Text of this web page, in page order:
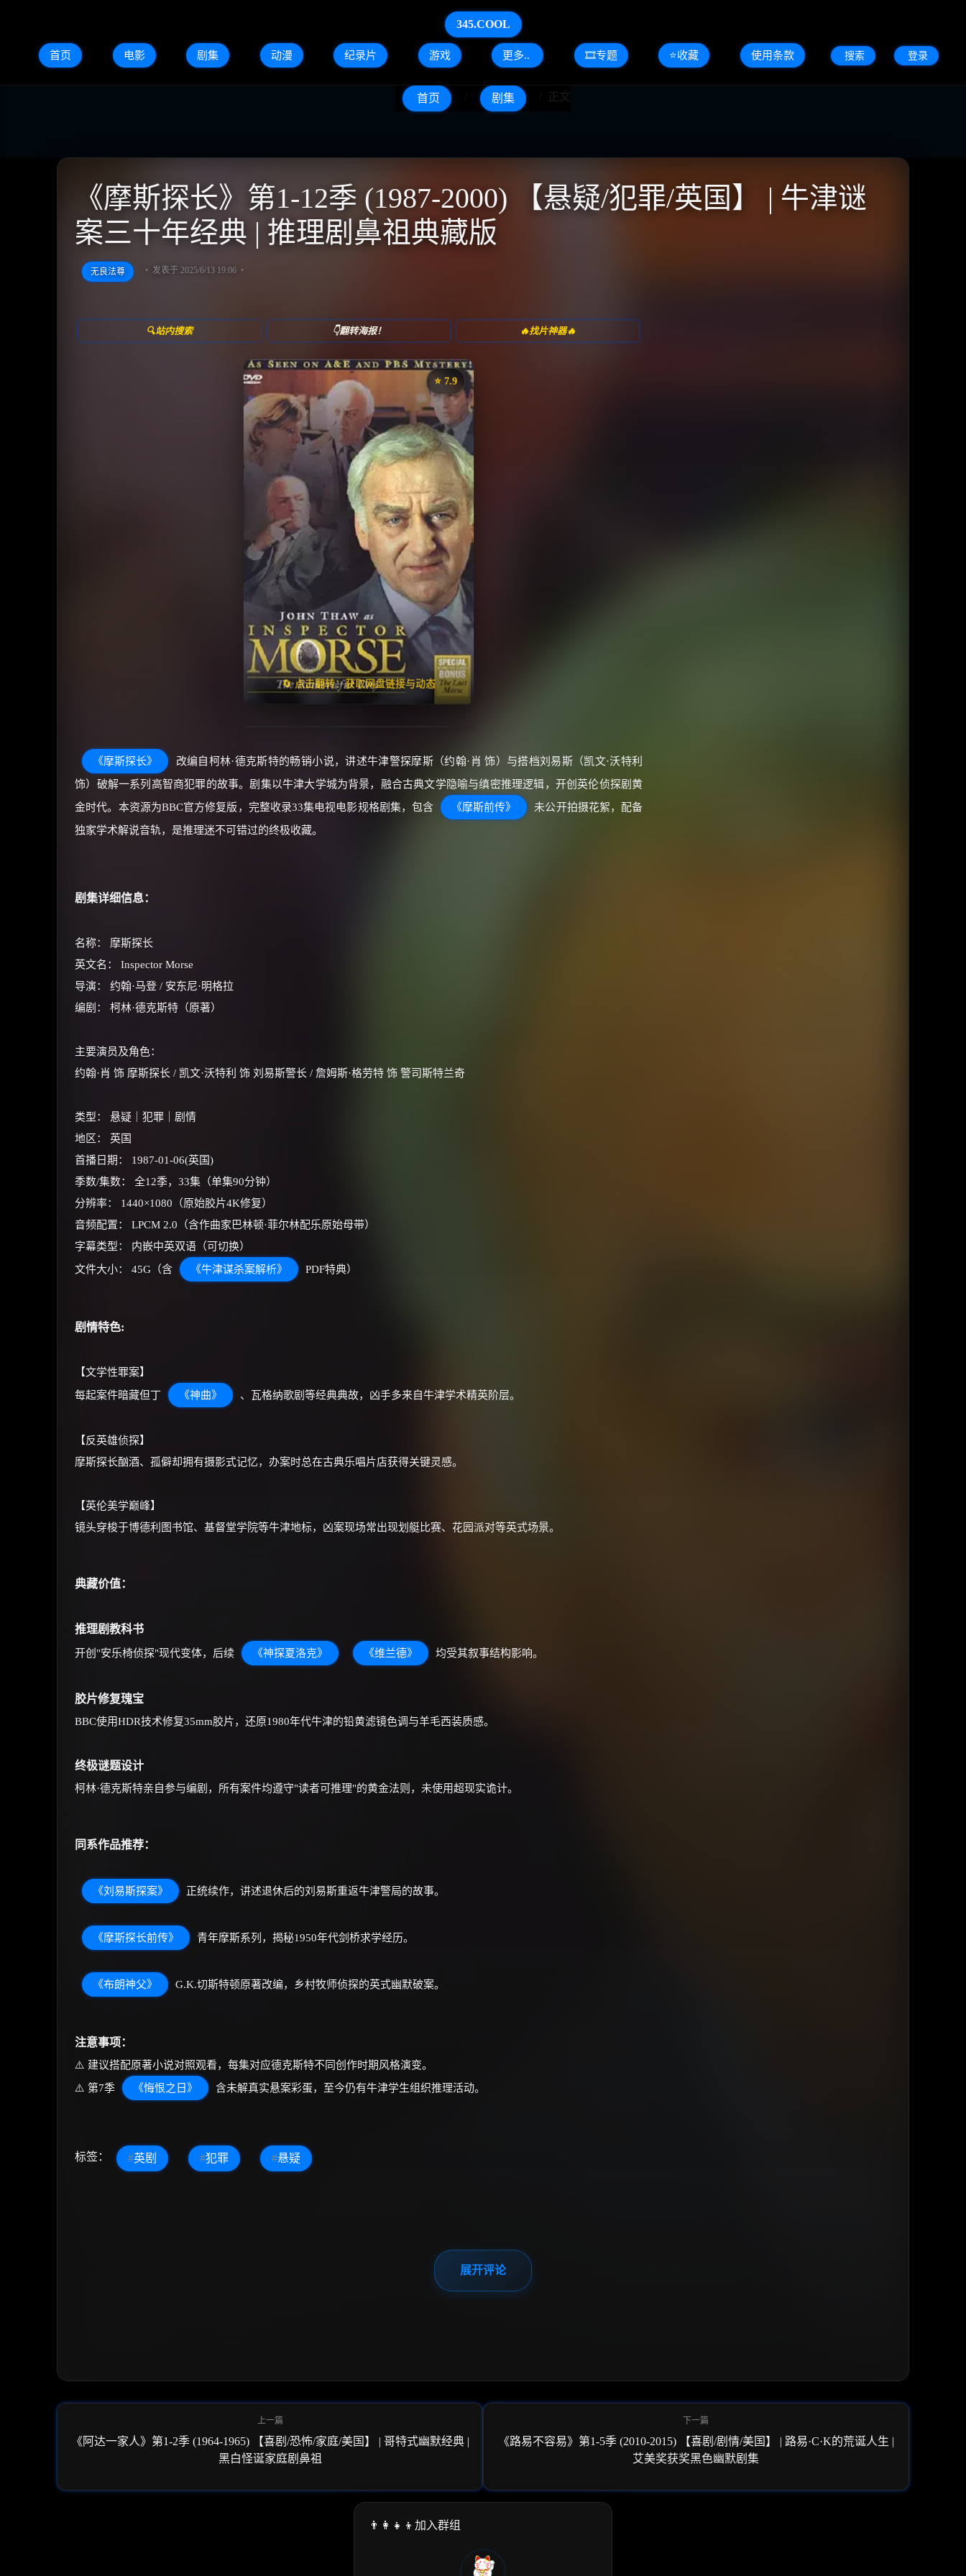
345.COOL
首页 电影 剧集 动漫 纪录片 游戏 更多.. 🎞️专题 ⭐️收藏 使用条款 搜索 登录
首页 剧集 正文
《摩斯探长》第1-12季 (1987-2000) 【悬疑/犯罪/英国】 | 牛津谜
案三十年经典 | 推理剧鼻祖典藏版
无良法尊 发表于 2025/6/13 19:06
🔍站内搜索 👇翻转海报！ 🔥找片神器🔥
⭐️ 7.9
🔄 点击翻转：获取网盘链接与动态
《摩斯探长》
⭐
⭐️ 评分：7.9 | 🎬 1987年
✅ 已完结
夸克网盘
失效请反馈
🧧️
天天领红包
《摩斯探长》
改编自柯林·德克斯特的畅销小说，讲述牛津警探摩斯（约翰·肖 饰）与搭档刘易斯（凯文·沃特利
饰）破解一系列高智商犯罪的故事。剧集以牛津大学城为背景，融合古典文学隐喻与缜密推理逻辑，开创英伦侦探剧黄
金时代。本资源为BBC官方修复版，完整收录33集电视电影规格剧集，包含
《摩斯前传》
未公开拍摄花絮，配备
独家学术解说音轨，是推理迷不可错过的终极收藏。
剧集详细信息：
名称： 摩斯探长
英文名： Inspector Morse
导演： 约翰·马登 / 安东尼·明格拉
编剧： 柯林·德克斯特（原著）
主要演员及角色：
约翰·肖 饰 摩斯探长 / 凯文·沃特利 饰 刘易斯警长 / 詹姆斯·格劳特 饰 警司斯特兰奇
类型： 悬疑｜犯罪｜剧情
地区： 英国
首播日期： 1987-01-06(英国)
季数/集数： 全12季，33集（单集90分钟）
分辨率： 1440×1080（原始胶片4K修复）
音频配置： LPCM 2.0（含作曲家巴林顿·菲尔林配乐原始母带）
字幕类型： 内嵌中英双语（可切换）
文件大小： 45G（含
《牛津谋杀案解析》 PDF特典）
剧情特色:
【文学性罪案】
每起案件暗藏但丁
《神曲》 、瓦格纳歌剧等经典典故，凶手多来自牛津学术精英阶层。
【反英雄侦探】
摩斯探长酗酒、孤僻却拥有摄影式记忆，办案时总在古典乐唱片店获得关键灵感。
【英伦美学巅峰】
镜头穿梭于博德利图书馆、基督堂学院等牛津地标，凶案现场常出现划艇比赛、花园派对等英式场景。
典藏价值：
推理剧教科书
开创"安乐椅侦探"现代变体，后续 《神探夏洛克》 《维兰德》 均受其叙事结构影响。
胶片修复瑰宝
BBC使用HDR技术修复35mm胶片，还原1980年代牛津的铅黄滤镜色调与羊毛西装质感。
终极谜题设计
柯林·德克斯特亲自参与编剧，所有案件均遵守"读者可推理"的黄金法则，未使用超现实诡计。
同系作品推荐：
《刘易斯探案》 正统续作，讲述退休后的刘易斯重返牛津警局的故事。
《摩斯探长前传》 青年摩斯系列，揭秘1950年代剑桥求学经历。
《布朗神父》 G.K.切斯特顿原著改编，乡村牧师侦探的英式幽默破案。
注意事项：
⚠️ 建议搭配原著小说对照观看，每集对应德克斯特不同创作时期风格演变。
⚠️ 第7季
《悔恨之日》 含未解真实悬案彩蛋，至今仍有牛津学生组织推理活动。
标签： #英剧 #犯罪 #悬疑
展开评论
《阿达一家人》第1-2季 (1964-1965) 【喜剧/恐怖/家庭/美国】 | 哥特式幽默经典 |
黑白怪诞家庭剧鼻祖
《路易不容易》第1-5季 (2010-2015) 【喜剧/剧情/美国】 | 路易·C·K的荒诞人生 |
艾美奖获奖黑色幽默剧集
👨‍👩‍👧‍👦加入群组
☕
还有支付宝现金红包、外卖红包、
优惠券、活动红包，每日可领。